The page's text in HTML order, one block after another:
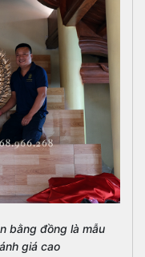
bằng đồng là mẫu
giá cao